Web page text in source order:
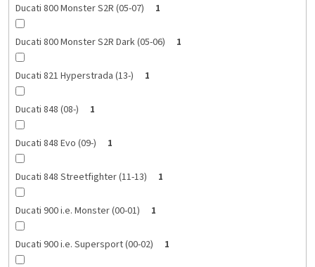
Ducati 800 Monster S2R (05-07) 1
Ducati 800 Monster S2R Dark (05-06) 1
Ducati 821 Hyperstrada (13-) 1
Ducati 848 (08-) 1
Ducati 848 Evo (09-) 1
Ducati 848 Streetfighter (11-13) 1
Ducati 900 i.e. Monster (00-01) 1
Ducati 900 i.e. Supersport (00-02) 1